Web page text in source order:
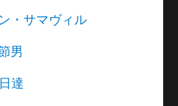
・サマヴィル
男
達